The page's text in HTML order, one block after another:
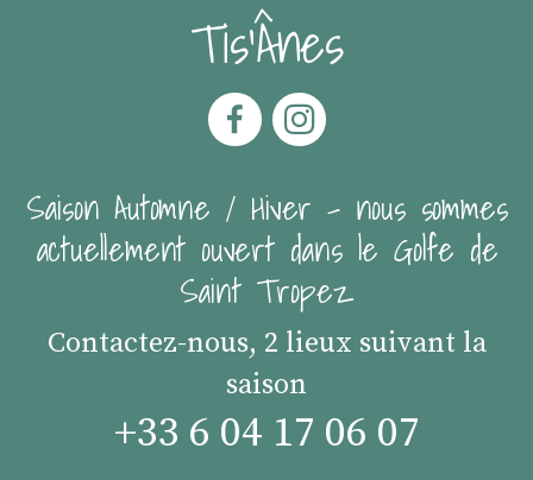
Tis'Ânes
Saison Automne / Hiver - nous sommes
actuellement ouvert dans le Golfe de
Saint Tropez
Contactez-nous, 2 lieux suivant la
saison
+33 6 04 17 06 07